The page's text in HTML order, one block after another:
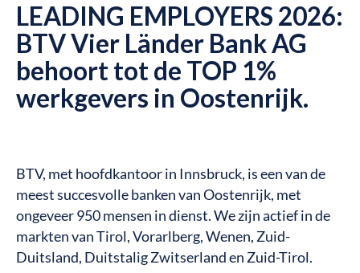
LEADING EMPLOYERS 2026:
BTV Vier Länder Bank AG
behoort tot de TOP 1%
werkgevers in Oostenrijk.
BTV, met hoofdkantoor in Innsbruck, is een van de
meest succesvolle banken van Oostenrijk, met
ongeveer 950 mensen in dienst. We zijn actief in de
markten van Tirol, Vorarlberg, Wenen, Zuid-
Duitsland, Duitstalig Zwitserland en Zuid-Tirol.